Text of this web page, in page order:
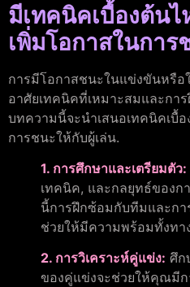
มีเทคนิคเบื้องต้น
เพิ่มโอกาสในการ
การมีโอกาสชนะในแข่งขันหรือ
อาศัยเทคนิคที่เหมาะสมและกา
บทความนี้จะนำเสนอเทคนิคเบื้
การชนะให้กับผู้เล่น.
1. การศึกษาและเตรียมตัว:
เทคนิค, และกลยุทธ์ของ
นี้การฝึกซ้อมกับทีมและกา
ช่วยให้มีความพร้อมทั้งทา
2. การวิเคราะห์คู่แข่ง: ศึก
ของคู่แข่งจะช่วยให้คุณมีก